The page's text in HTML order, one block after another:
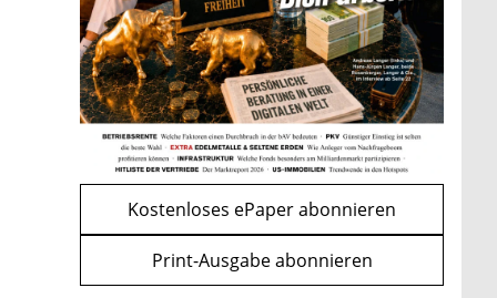
WEITERE ARTIKEL
zurückweiter
Apple-Aktie nach
Quartalszahlen: Ist der
Kursrückgang jetzt eine
Kaufchance?
mehr
Kostenloses ePaper abonnieren
Print-Ausgabe abonnieren